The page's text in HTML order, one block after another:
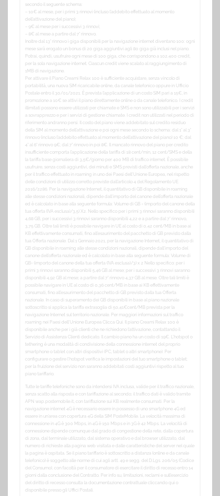
secondo il seguente schema:
– 10€ al mese, per i primi 3 rinnovi (incluso l’addebito effettuato al momento
dell’attivazione del piano);
– 9€ al mese per i successivi 3 rinnovi;
– 8€ al mese a partire dal 7° rinnovo.
Inoltre dal 13° rinnovo i giga disponibili per la navigazione internet diventano 100: ogni
mese sarà erogato un bonus di 20 giga aggiuntivi agli 80 giga già inclusi nel piano.
Potrai, quindi, usufruire ogni mese di 100 giga, che corrispondono a 102.400 credit,
per la sola navigazione internet. Ciascun credit viene scalato al raggiungimento di
1MB di navigazione.
Per attivare il Piano Creami Relax 100 è sufficiente acquistare, senza vincolo di
portabilità, una nuova SIM ricaricabile online, da canale telefonico oppure in Ufficio
Postale entro il 30/01/2021. È prevista l’applicazione di un costo SIM pari a 15€, in
promozione a 10€ se attivi il piano direttamente online o da canale telefonico. I credit
illimitati possono essere utilizzati per chiamate e SMS e non sono utilizzabili per i servizi
a sovrapprezzo e per i servizi di gestione chiamate. I credit non utilizzati nel periodo di
riferimento andranno persi. Il costo del piano viene addebitato sul credito residuo
della SIM al momento dell’attivazione e poi ogni mese secondo lo schema: dal 1° al 3°
rinnovo (incluso l’addebito effettuato al momento dell’attivazione del piano) 10 €; dal
4° al 6° rinnovo 9€; dal 7° rinnovo in poi 8€. Il mancato rinnovo del piano per credito
insufficiente comporta l’applicazione della tariffa di 18 cent/min, 12 cent/SMS e della
la tariffa base giornaliera di 3,5€/giorno per 400 MB di traffico internet. È possibile
usufruire, senza costi aggiuntivi, dei minuti e SMS previsti dall’offerta nazionale, anche
per il traffico effettuato in roaming in uno dei Paesi dell’Unione Europea, nel rispetto
delle condizioni di utilizzo corretto previste dall’articolo 4 del Regolamento UE
2016/2286. Per la navigazione Internet, il quantitativo di GB disponibile in roaming
alle stesse condizioni nazionali, dipende dall’importo del canone dell’offerta nazionale
ed è calcolato in base alla seguente formula: Volume di GB = (importo del canone della
tua offerta (IVA esclusa)/3,5) X2. Nello specifico per i primi 3 rinnovi saranno disponibili
4,68 GB, per i successivi 3 rinnovi saranno disponibili 4,22 e a partire dal 7° rinnovo,
3,75 GB. Oltre tali limiti è possibile navigare in UE al costo di 0,42 cent/MB in base ai
KB effettivamente consumati, fino all’esaurimento del pacchetto di GB previsto dalla
tua Offerta nazionale. Dal 1 Gennaio 2021, per la navigazione Internet, il quantitativo di
GB disponibile in roaming alle stesse condizioni nazionali, dipende dall’importo del
canone dell’offerta nazionale ed è calcolato in base alla seguente formula: Volume di
GB= (importo del canone della tua offerta (IVA esclusa)/3) x 2 Nello specifico: per i
primi 3 rinnovi saranno disponibili 5,46 GB al mese; per i successivi 3 rinnovi saranno
disponibili 4,92 GB al mese; a partire dal 7° rinnovo 4,37 GB al mese. Oltre tali limiti è
possibile navigare in UE al costo di 0,36 cent/MB in base ai KB effettivamente
consumati, fino all’esaurimento del pacchetto di GB previsto dalla tua Offerta
nazionale. In caso di superamento dei GB disponibili in base al piano nazionale
sottoscritto si applica la tariffa extrasoglia di 50,41€cent/MB prevista per la
navigazione Internet sul territorio nazionale. Per maggiori informazioni sul traffico
roaming nei Paesi dell’Unione Europea Clicca Qui. Il piano Creami Relax 100 è
disponibile anche per i già clienti che ne richiedono l’attivazione, contattando il
Servizio di Assistenza Clienti dedicato. Il cambio piano ha un costo di 19€. L’hotspot o
tethering è una modalità di condivisione della connessione internet del proprio
smartphone o tablet con altri dispositivi (PC, tablet o altri smartphone). Per
configurare o gestire l’hotspot verifica le impostazioni del tuo smartphone o tablet;
per la fruizione del servizio non saranno addebitati costi aggiuntivi rispetto al tuo
piano tariffario.
Tutte le tariffe telefoniche sono da intendersi IVA inclusa, valide per il traffico nazionale,
senza scatto alla risposta e con tariffazione al secondo; il traffico dati è valido tramite
APN wap.postemobile.it, con tariffazione sui KB realmente consumati. Per la
navigazione internet 4G è necessario essere in possesso di uno smartphone 4G ed
essere in un’area con copertura 4G della SIM PosteMobile. La velocità massima di
connessione in 4G è 300 Mbps, in 4G è 150 Mbps e in 3G è 42 Mbps. La velocità di
connessione dipende comunque dal grado di congestione della rete, dalla copertura
di zona, dal terminale utilizzato, dal sistema operativo e dal browser utilizzato, dal
numero di richieste alla pagina web visitata e dalle caratteristiche del server nel quale
la pagina è ospitata. Se il piano tariffario è sottoscritto a distanza (online e da canale
telefonico) è soggetto alle norme di cui agli artt. 49 e segg. del D.Lgs. 206/05 (Codice
del Consumo), con facoltà per il consumatore di esercitare il diritto di recesso entro 14
giorni dalla conclusione del Contratto. Per info su, limitazioni, reclami e sull’esercizio
del diritto di recesso consulta la documentazione contrattuale cliccando qui o
disponibile presso gli Uffici Postali.